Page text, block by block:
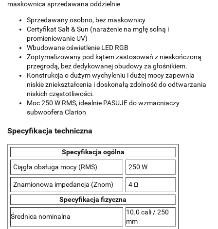
maskownica sprzedawana oddzielnie
Sprzedawany osobno, bez maskownicy
Certyfikat Salt & Sun (narażenie na mgłę solną i
promieniowanie UV)
Wbudowane oświetlenie LED RGB
Zoptymalizowany pod kątem zastosowań z nieskończoną
przegrodą, bez dedykowanej obudowy za głośnikiem.
Konstrukcja o dużym wychyleniu i dużej mocy zapewnia
niskie zniekształcenia i doskonałą zdolność do odtwarzania
niskich częstotliwości.
Moc 250 W RMS, idealnie PASUJE do wzmacniaczy
subwoofera Clarion
Specyfikacja techniczna
Specyfikacja ogólna
Ciągła obsługa mocy (RMS)
250 W
Znamionowa impedancja (Znom)
4 Ω
Specyfikacja fizyczna
Średnica nominalna
10.0 cali / 250
mm